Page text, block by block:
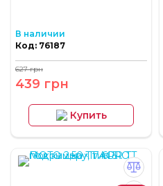
В наличии
Код: 76187
439 грн
627 грн
Купить